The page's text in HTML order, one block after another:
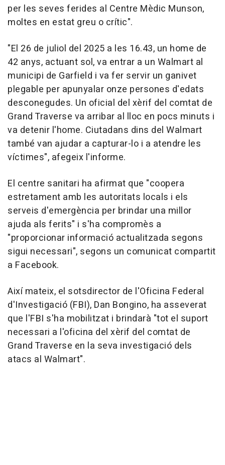
per les seves ferides al Centre Mèdic Munson,
moltes en estat greu o crític".
"El 26 de juliol del 2025 a les 16.43, un home de
42 anys, actuant sol, va entrar a un Walmart al
municipi de Garfield i va fer servir un ganivet
plegable per apunyalar onze persones d'edats
desconegudes. Un oficial del xèrif del comtat de
Grand Traverse va arribar al lloc en pocs minuts i
va detenir l'home. Ciutadans dins del Walmart
també van ajudar a capturar-lo i a atendre les
víctimes", afegeix l'informe.
El centre sanitari ha afirmat que "coopera
estretament amb les autoritats locals i els
serveis d'emergència per brindar una millor
ajuda als ferits" i s'ha compromès a
"proporcionar informació actualitzada segons
sigui necessari", segons un comunicat compartit
a Facebook.
Així mateix, el sotsdirector de l'Oficina Federal
d'Investigació (FBI), Dan Bongino, ha asseverat
que l'FBI s'ha mobilitzat i brindarà "tot el suport
necessari a l'oficina del xèrif del comtat de
Grand Traverse en la seva investigació dels
atacs al Walmart".